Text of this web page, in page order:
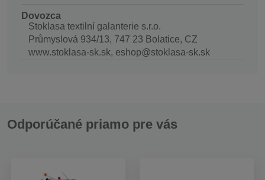
Dovozca
Stoklasa textilní galanterie s.r.o.
Průmyslová 934/13, 747 23 Bolatice, CZ
www.stoklasa-sk.sk, eshop@stoklasa-sk.sk
Odporúčané priamo pre vás